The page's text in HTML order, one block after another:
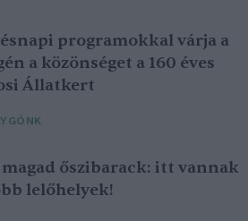
programokkal várja a
a közönséget a 160 éves
Állatkert
magad őszibarack: itt vannak
lelőhelyek!